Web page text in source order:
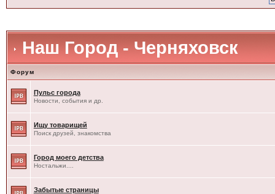
Наш Город - Черняховск
Форум
Пульс города
Новости, события и др.
Ищу товарищей
Поиск друзей, знакомства
Город моего детства
Ностальжи....
Забытые страницы